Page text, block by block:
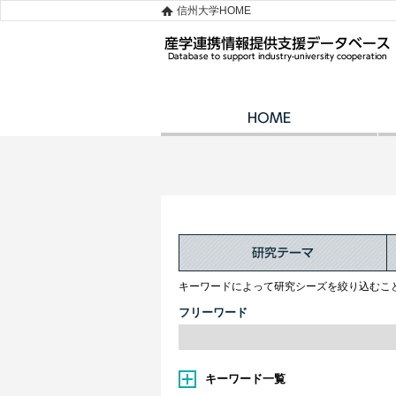
信州大学HOME
キーワードによって研究シーズを絞り込むこ
フリーワード
キーワード一覧